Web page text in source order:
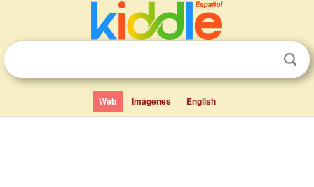
Web Imágenes English